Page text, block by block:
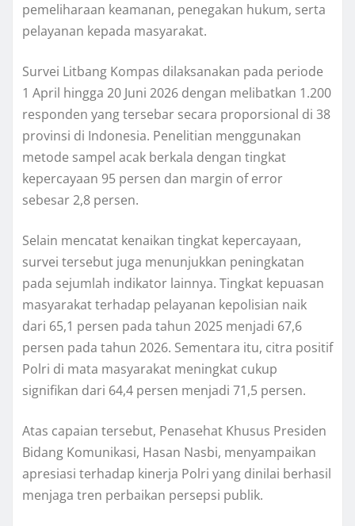
pemeliharaan keamanan, penegakan hukum, serta
pelayanan kepada masyarakat.
Survei Litbang Kompas dilaksanakan pada periode
1 April hingga 20 Juni 2026 dengan melibatkan 1.200
responden yang tersebar secara proporsional di 38
provinsi di Indonesia. Penelitian menggunakan
metode sampel acak berkala dengan tingkat
kepercayaan 95 persen dan margin of error
sebesar 2,8 persen.
Selain mencatat kenaikan tingkat kepercayaan,
survei tersebut juga menunjukkan peningkatan
pada sejumlah indikator lainnya. Tingkat kepuasan
masyarakat terhadap pelayanan kepolisian naik
dari 65,1 persen pada tahun 2025 menjadi 67,6
persen pada tahun 2026. Sementara itu, citra positif
Polri di mata masyarakat meningkat cukup
signifikan dari 64,4 persen menjadi 71,5 persen.
Atas capaian tersebut, Penasehat Khusus Presiden
Bidang Komunikasi, Hasan Nasbi, menyampaikan
apresiasi terhadap kinerja Polri yang dinilai berhasil
menjaga tren perbaikan persepsi publik.